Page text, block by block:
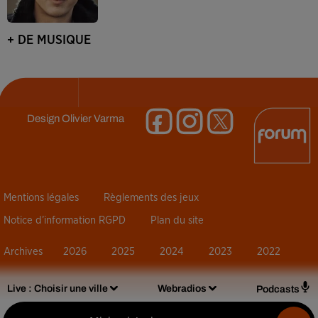
Live : Choisir une ville Webradios Podcasts
+ DE MUSIQUE
DesignOlivier Varma
Mentions légales Règlements des jeux
Notice d’information RGPD Plan du site
Archives 2026 2025 2024 2023 2022